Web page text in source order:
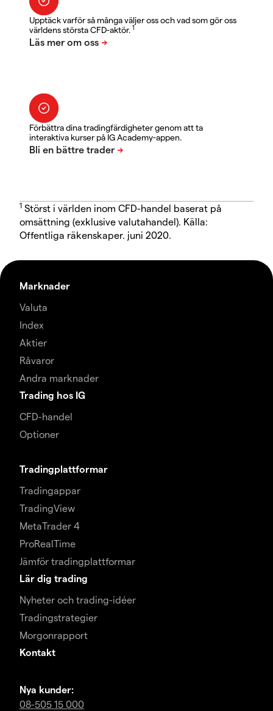
Upptäck varför så många väljer oss och vad som gör oss
världens största CFD-aktör. 1
Förbättra dina tradingfärdigheter genom att ta
interaktiva kurser på IG Academy-appen.
1 Störst i världen inom CFD-handel baserat på
omsättning (exklusive valutahandel). Källa:
Offentliga räkenskaper. juni 2020.
Marknader
Valuta
Index
Aktier
Råvaror
Andra marknader
Trading hos IG
CFD-handel
Optioner
Tradingplattformar
Tradingappar
TradingView
MetaTrader 4
ProRealTime
Jämför tradingplattformar
Lär dig trading
Nyheter och trading-idéer
Tradingstrategier
Morgonrapport
Kontakt
Nya kunder:
08-505 15 000